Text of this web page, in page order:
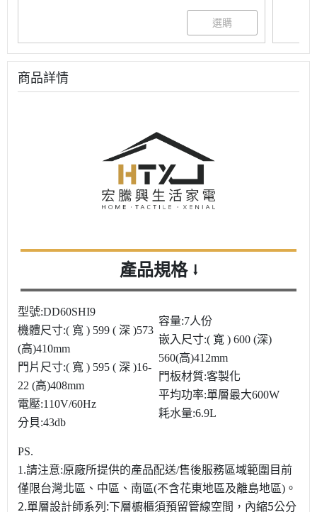
商品詳情
產品規格 ⭣
型號:DD60SHI9
機體尺寸:( 寬 ) 599 ( 深 )573
(高)410mm
門片尺寸:( 寬 ) 595 ( 深 )16-
22 (高)408mm
電壓:110V/60Hz
分貝:43db
容量:7人份
嵌入尺寸:( 寬 ) 600 (深)
560(高)412mm
門板材質:客製化
平均功率:單層最大600W
耗水量:6.9L
PS.
1.請注意:原廠所提供的產品配送/售後服務區域範圍目前
僅限台灣北區、中區、南區(不含花東地區及離島地區)。
2.單層設計師系列:下層櫥櫃須預留管線空間，內縮5公分